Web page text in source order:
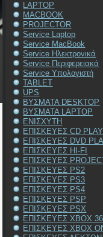
LAPTOP
MACBOOK
PROJECTOR
Service Laptop
Service MacBook
Service Ηλεκτρονικά
Service Περιφερειακά
Service Υπολογιστή
TABLET
UPS
ΒΥΣΜΑΤΑ DESKTOP
ΒΥΣΜΑΤΑ LAPTOP
ΕΝΙΣΧΥΤΗ
ΕΠΙΣΚΕΥΕΣ CD
ΕΠΙΣΚΕΥΕΣ DVD
ΕΠΙΣΚΕΥΕΣ HI-FI
ΕΠΙΣΚΕΥΕΣ
ΕΠΙΣΚΕΥΕΣ PS2
ΕΠΙΣΚΕΥΕΣ PS3
ΕΠΙΣΚΕΥΕΣ PS4
ΕΠΙΣΚΕΥΕΣ PSP
ΕΠΙΣΚΕΥΕΣ PSX
ΕΠΙΣΚΕΥΕΣ XBOX
ΕΠΙΣΚΕΥΕΣ XBOX